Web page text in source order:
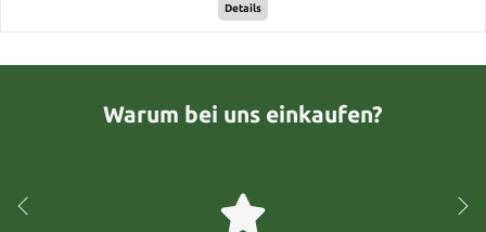
Details
Warum bei uns einkaufen?